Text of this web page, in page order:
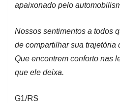
apaixonado pelo
Nossos sentimentos a todos
de compartilhar sua trajetória
Que encontrem conforto nas
que ele deixa.
G1/RS